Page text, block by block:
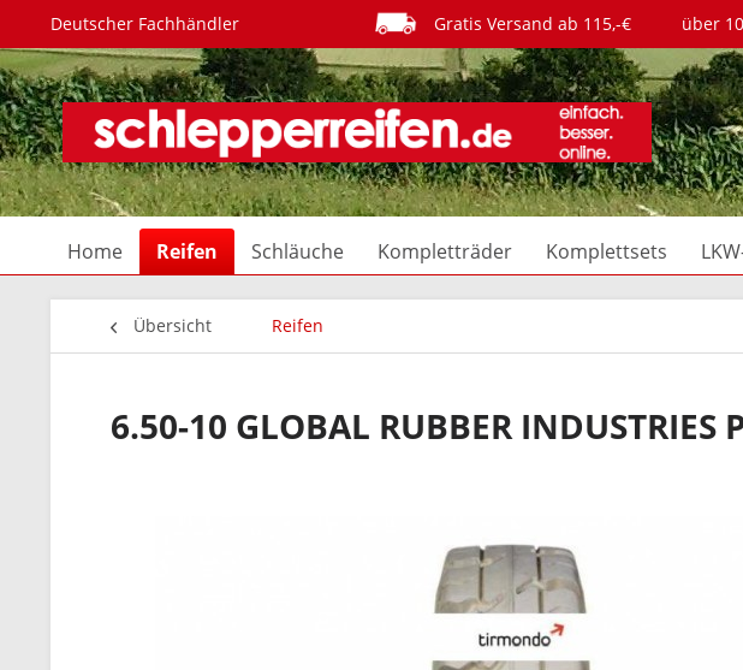
Deutscher Fachhändler Gratis Versand ab 115,-€ über
Home Reifen Schläuche Kompletträder Komplettsets
Übersicht Reifen
6.50-10 GLOBAL RUBBER INDUSTRIES